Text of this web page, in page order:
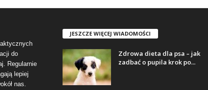
do
Regularnie
lepiej
nas.
JESZCZE WIĘCEJ WIADOMOŚCI
Zdrowa dieta dla psa – jak
zadbać o pupila krok po...